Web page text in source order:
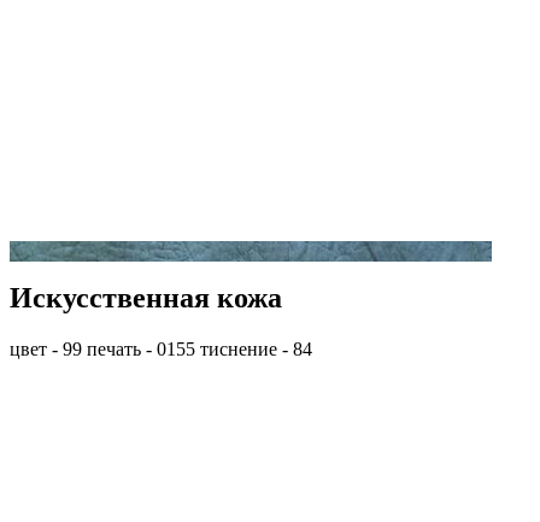
Искусственная кожа
цвет - 99 печать - 0155 тиснение - 84